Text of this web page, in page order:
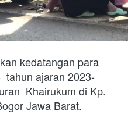
kedatangan para
tahun ajaran 2023-
Khairukum di Kp.
Jawa Barat.